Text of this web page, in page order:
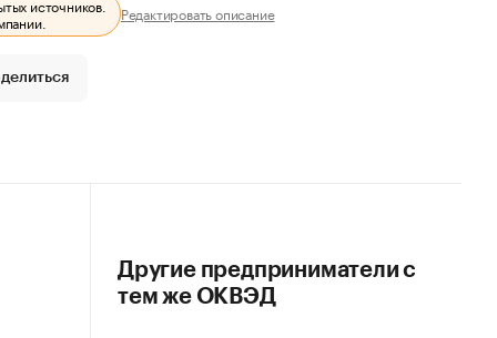
источников.
Редактировать описание
Другие предприниматели с
тем же ОКВЭД